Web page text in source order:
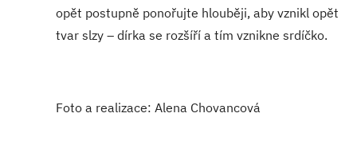
opět postupně ponořujte hlouběji, aby vznikl opět
tvar slzy – dírka se rozšíří a tím vznikne srdíčko.
Foto a realizace: Alena Chovancová